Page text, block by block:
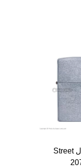
فندک زیپو مدل Street